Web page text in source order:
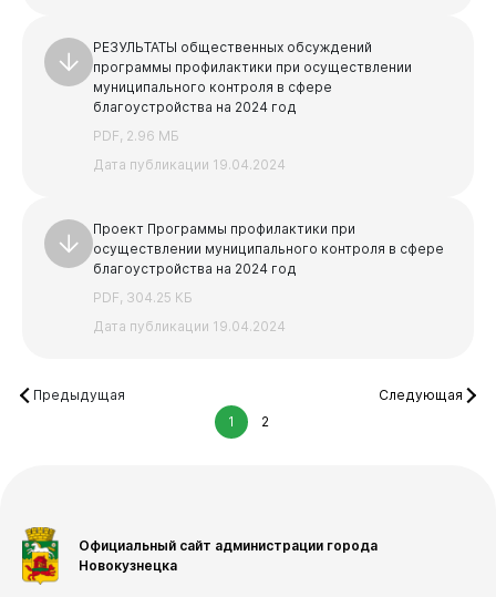
РЕЗУЛЬТАТЫ общественных обсуждений
программы профилактики при осуществлении
муниципального контроля в сфере
благоустройства на 2024 год
PDF, 2.96 МБ
Дата публикации 19.04.2024
Проект Программы профилактики при
осуществлении муниципального контроля в сфере
благоустройства на 2024 год
PDF, 304.25 КБ
Дата публикации 19.04.2024
Предыдущая
1
2
Следующая
Официальный сайт администрации города
Новокузнецка